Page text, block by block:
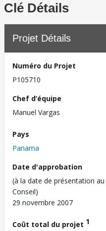
Clé Détails
Projet Détails
Numéro du Projet
P105710
Chef d’équipe
Manuel Vargas
Pays
Panama
Date d'approbation
(à la date de présentation au
Conseil)
29 novembre 2007
Coût total du projet 1